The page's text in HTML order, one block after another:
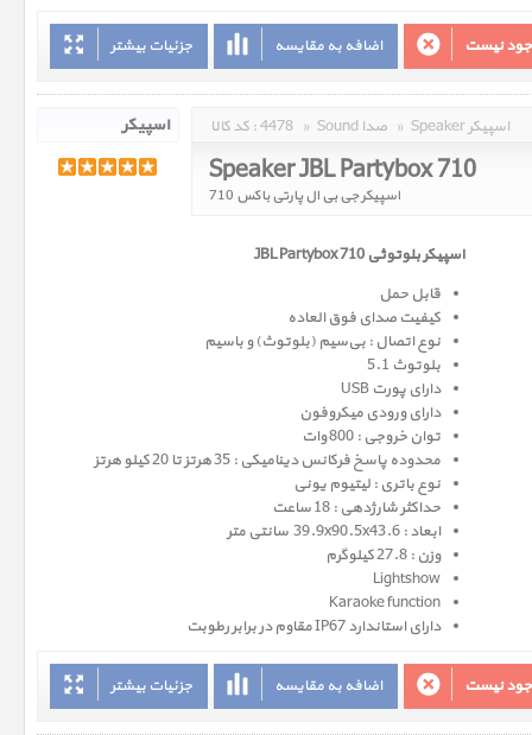
جزئیات بیشتر اضافه به مقایسه نیست
کد کالا : 4478 » Sound صدا » Speaker اسپیکر
Speaker JBL Partybox 710
اسپیکر جی بی ال پارتی باکس 710
اسپیکر بلوتوثی JBL Partybox 710
قابل حمل
کیفیت صدای فوق العاده
نوع اتصال : بی‌سیم (بلوتوث) و باسیم
بلوتوث 5.1
دارای پورت USB
دارای ورودی میکروفون
توان خروجی : 800 وات
محدوده پاسخ فرکانس دینامیکی : 35 هرتز تا 20 کیلو هرتز
نوع باتری : لیتیوم یونی
حداکثر شارژدهی : 18 ساعت
ابعاد : 39.9x90.5x43.6 سانتی متر
وزن : 27.8 کیلوگرم
Lightshow
Karaoke function
دارای استاندارد IP67 مقاوم در برابر رطوبت
جزئیات بیشتر اضافه به مقایسه نیست